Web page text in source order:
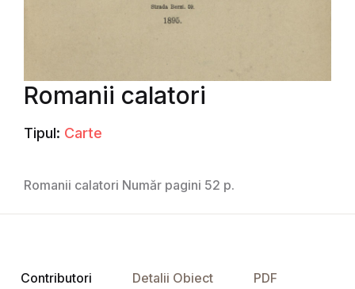
Romanii calatori
Tipul: Carte
Romanii calatori Număr pagini 52 p.
Contributori Detalii Obiect PDF